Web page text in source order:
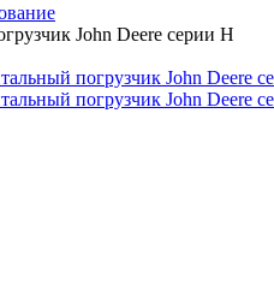
John Deere серии H